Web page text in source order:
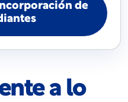
de
a lo